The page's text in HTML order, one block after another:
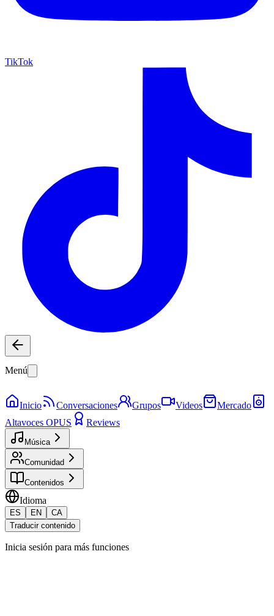
TikTok
Menú
Inicio Conversaciones Grupos Videos
Mercado
Altavoces OPUS
Reviews
Música
Comunidad
Contenidos
Idioma
ES EN
CA
Traducir contenido
Inicia sesión para más funciones